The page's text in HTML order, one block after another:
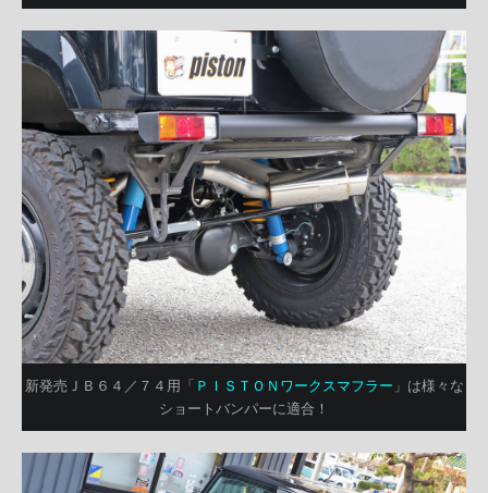
新発売ＪＢ６４／７４用「 ＰＩＳＴＯＮワークスマフラー 」は様々な
ショートバンパーに適合！